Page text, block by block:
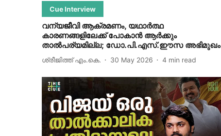
Cue Interview
വന്യജീവി ആക്രമണം, യഥാര്‍ത്ഥ
കാരണങ്ങളിലേക്ക് പോകാന്‍ ആര്‍ക്കും
താല്‍പര്യമില്ല; ഡോ.പി.എസ്.ഈസ അഭിമുഖം
ശ്രീജിത്ത് എം.കെ. 30 May 2026 4 min read